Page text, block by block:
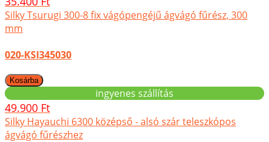
Silky Tsurugi 300-8 fix vágópengéjű ágvágó fűrész, 300
mm
020-KSI345030
ingyenes szállítás
49.900 Ft
Silky Hayauchi 6300 középső - alsó szár teleszkópos
ágvágó fűrészhez